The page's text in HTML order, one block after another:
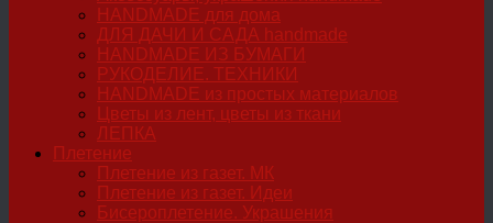
HANDMADE для дома
ДЛЯ ДАЧИ И САДА handmade
HANDMADE ИЗ БУМАГИ
РУКОДЕЛИЕ. ТЕХНИКИ
HANDMADE из простых материалов
Цветы из лент, цветы из ткани
ЛЕПКА
Плетение
Плетение из газет. МК
Плетение из газет. Идеи
Бисероплетение. Украшения